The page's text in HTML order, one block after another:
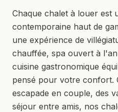
Chaque chalet à louer est
contemporaine haut de
une expérience de
chauffée, spa ouvert à
cuisine gastronomique
pensé pour votre confort.
escapade en couple, des
séjour entre amis, nos